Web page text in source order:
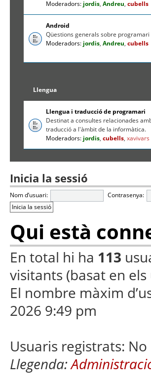
Moderadors: jordis,Andreu,cubells
Android
Qüestions generals sobre
Moderadors: jordis,Andreu,cubells
Llengua
Llengua i traducció de programari
Destinat a consultes relacionades
traducció a l'àmbit de la informàtica.
Moderadors: jordis,cubells,xavivars
Inicia la sessió
Nom d’usuari: Contrasenya:
Qui està
En total hi ha 113
visitants (basat en
El nombre màxim
2026 9:49 pm
Usuaris registrats:
Llegenda: